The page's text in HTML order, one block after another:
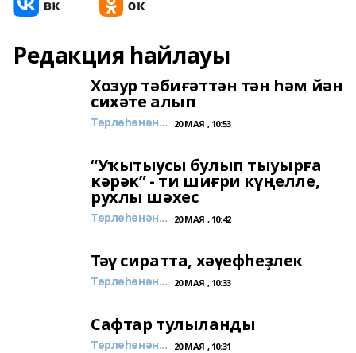
Редакция һайлауы
Хозур тәбиғәттән тән һәм йән
сихәте алып
Төрлөһөнән... 20 МАЯ , 10:53
“Уҡытыусы булып тыуырға
кәрәк” - ти шиғри күңелле,
рухлы шәхес
Төрлөһөнән... 20 МАЯ , 10:42
Тәү сиратта, хәүефһеҙлек
Төрлөһөнән... 20 МАЯ , 10:33
Сафтар тулыланды
Төрлөһөнән... 20 МАЯ , 10:31